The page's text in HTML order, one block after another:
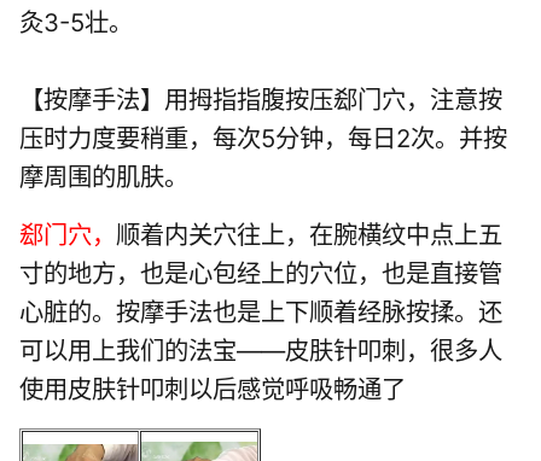
灸3-5壮。
【按摩手法】用拇指指腹按压郄门穴，注意按
压时力度要稍重，每次5分钟，每日2次。并按
摩周围的肌肤。
郄门穴， 顺着内关穴往上，在腕横纹中点上五
寸的地方，也是心包经上的穴位，也是直接管
心脏的。按摩手法也是上下顺着经脉按揉。还
可以用上我们的法宝——皮肤针叩刺，很多人
使用皮肤针叩刺以后感觉呼吸畅通了